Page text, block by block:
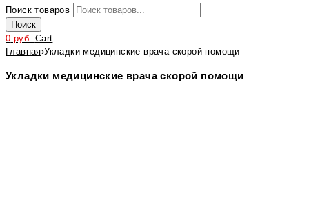
Поиск товаров
Поиск
0 руб. Cart
Главная›Укладки медицинские врача скорой помощи
Укладки медицинские врача скорой помощи